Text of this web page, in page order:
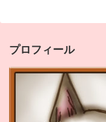
プロフィール